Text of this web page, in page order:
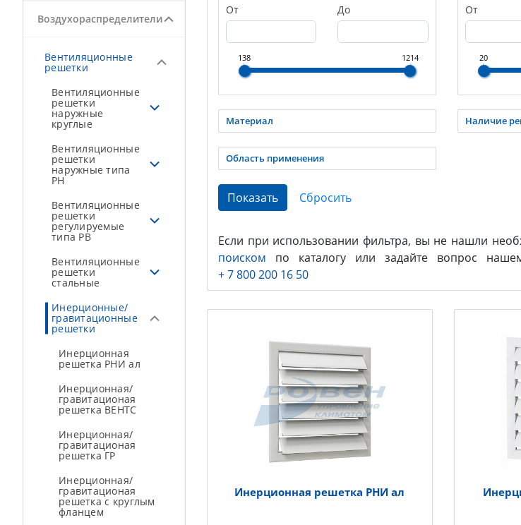
Воздухораспределители
Вентиляционные
решетки
Вентиляционные
решетки
наружные
круглые
Вентиляционные
решетки
наружные типа
РН
Вентиляционные
решетки
регулируемые
типа РВ
Вентиляционные
решетки
стальные
Инерционные/
гравитационные
решетки
Инерционная
решетка РНИ ал
Инерционная/
гравитационая
решетка ВЕНТС
Инерционная/
гравитационая
решетка ГР
Инерционная/
гравитационая
решетка с круглым
фланцем
От До
138 1214
От
20
Материал Наличие
Область применения
Если при использовании фильтра, вы не нашли
поиском по каталогу или задайте вопрос
+ 7 800 200 16 50
Инерционная решетка РНИ ал